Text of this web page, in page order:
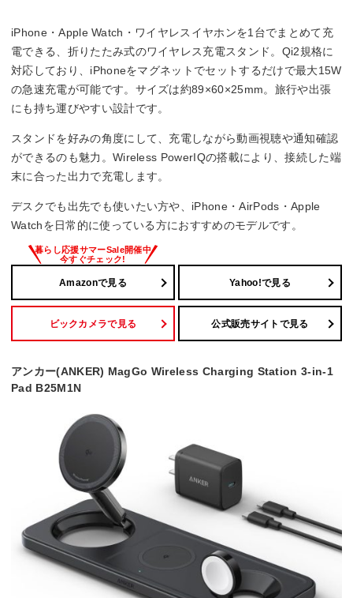
iPhone・Apple Watch・ワイヤレスイヤホンを1台でまとめて充
電できる、折りたたみ式のワイヤレス充電スタンド。Qi2規格に
対応しており、iPhoneをマグネットでセットするだけで最大15W
の急速充電が可能です。サイズは約89×60×25mm。旅行や出張
にも持ち運びやすい設計です。
スタンドを好みの角度にして、充電しながら動画視聴や通知確認
ができるのも魅力。Wireless PowerIQの搭載により、接続した端
末に合った出力で充電します。
デスクでも出先でも使いたい方や、iPhone・AirPods・Apple
Watchを日常的に使っている方におすすめのモデルです。
Amazonで見る Yahoo!で見る
ビックカメラで見る 公式販売サイトで見る
アンカー(ANKER) MagGo Wireless Charging Station 3-in-1
Pad B25M1N